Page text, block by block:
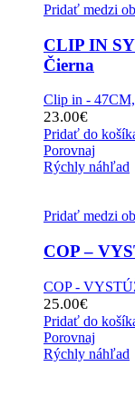
Pridať medzi
CLIP IN
Čierna
Clip in -
23.00€
Pridať do
Porovnaj
Rýchly náhľad
Pridať medzi
COP –
COP -
25.00€
Pridať do
Porovnaj
Rýchly náhľad